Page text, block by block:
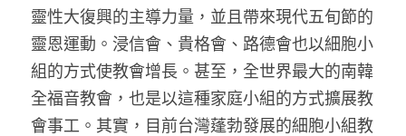
靈性大復興的主導力量，並且帶來現代五旬節的
靈恩運動。浸信會、貴格會、路德會也以細胞小
組的方式使教會增長。甚至，全世界最大的南韓
全福音教會，也是以這種家庭小組的方式擴展教
會事工。其實，目前台灣蓬勃發展的細胞小組教